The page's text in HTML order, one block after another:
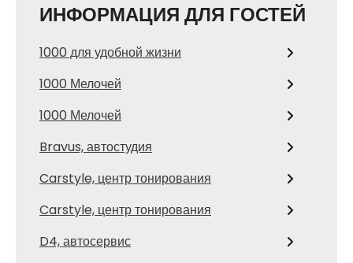
ИНФОРМАЦИЯ ДЛЯ ГОСТЕЙ
1000 для удобной жизни
1000 Мелочей
1000 Мелочей
Bravus, автостудия
Carstyle, центр тонирования
Carstyle, центр тонирования
D4, автосервис